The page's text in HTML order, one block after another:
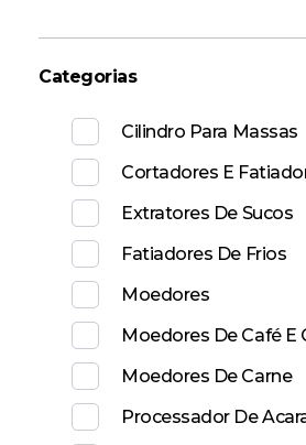
Categorias
Cilindro Para Massas
Cortadores E
Extratores De Sucos
Fatiadores De Frios
Moedores
Moedores De Café E
Moedores De Carne
Processador De